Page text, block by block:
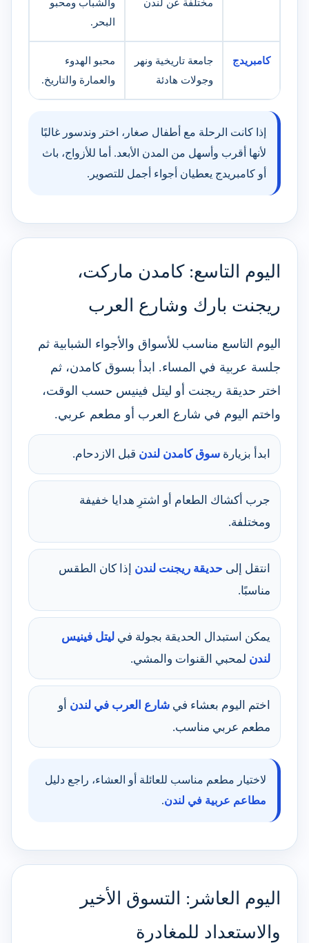
مختلفة عن لندن
والشباب ومحبو
البحر.
كامبريدج
جامعة تاريخية ونهر
وجولات هادئة
محبو الهدوء
والعمارة والتاريخ.
إذا كانت الرحلة مع أطفال صغار، اختر وندسور غالبًا
لأنها أقرب وأسهل من المدن الأبعد. أما للأزواج، باث
أو كامبريدج يعطيان أجواء أجمل للتصوير.
اليوم التاسع: كامدن ماركت،
ريجنت بارك وشارع العرب
اليوم التاسع مناسب للأسواق والأجواء الشبابية ثم
جلسة عربية في المساء. ابدأ بسوق كامدن، ثم
اختر حديقة ريجنت أو ليتل فينيس حسب الوقت،
واختم اليوم في شارع العرب أو مطعم عربي.
ابدأ بزيارة سوق كامدن لندن قبل الازدحام.
جرب أكشاك الطعام أو اشترِ هدايا خفيفة
ومختلفة.
انتقل إلى حديقة ريجنت لندن إذا كان الطقس
مناسبًا.
يمكن استبدال الحديقة بجولة في ليتل فينيس
لندن لمحبي القنوات والمشي.
اختم اليوم بعشاء في شارع العرب في لندن أو
مطعم عربي مناسب.
لاختيار مطعم مناسب للعائلة أو العشاء، راجع دليل
مطاعم عربية في لندن.
اليوم العاشر: التسوق الأخير
والاستعداد للمغادرة